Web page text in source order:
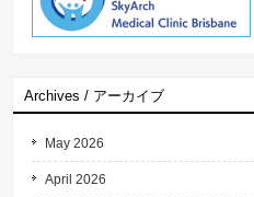
Archives / アーカイブ
May 2026
April 2026